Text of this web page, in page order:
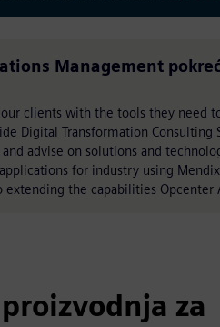
Management
clients with the tools they need
Digital Transformation
and advise on solutions and
for industry using
the capabilities Opcenter
za